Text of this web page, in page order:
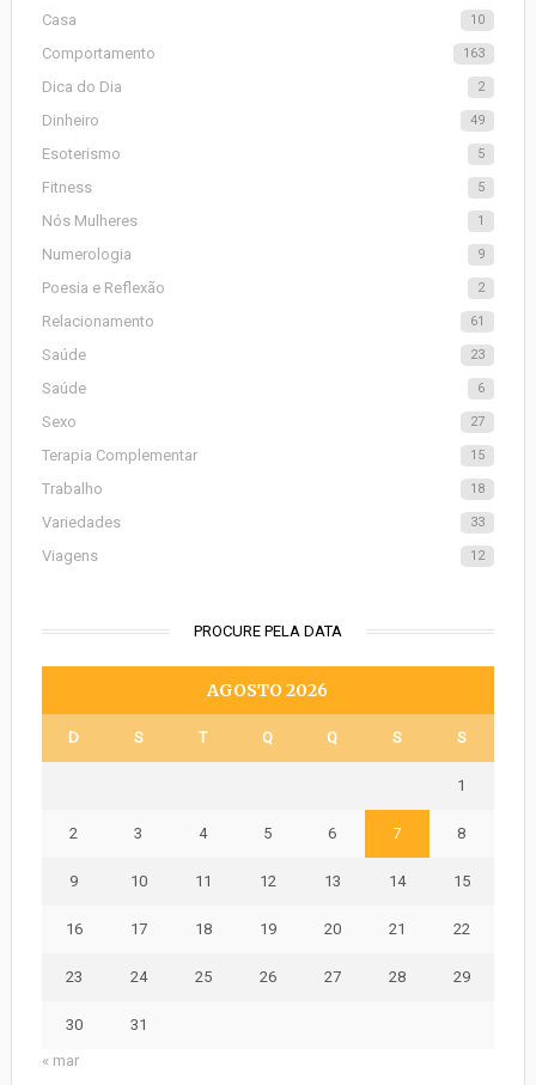
Casa 10
Comportamento 163
Dica do Dia 2
Dinheiro 49
Esoterismo 5
Fitness 5
Nós Mulheres 1
Numerologia 9
Poesia e Reflexão 2
Relacionamento 61
Saúde 23
Saúde 6
Sexo 27
Terapia Complementar 15
Trabalho 18
Variedades 33
Viagens 12
PROCURE PELA DATA
AGOSTO 2026
D S T Q Q S S
1
2 3 4 5 6 7 8
9 10 11 12 13 14 15
16 17 18 19 20 21 22
23 24 25 26 27 28 29
30
31
« mar